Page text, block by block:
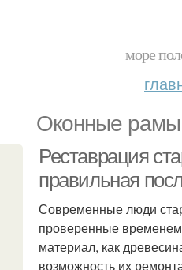
море
Оконные рамы
Реставрация
правильная
Современные люди
проверенные временем
материал, как
возможность их